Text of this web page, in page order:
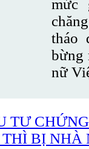
mức
tháo
bừng
nữ
TƯ
BỊ NHÀ